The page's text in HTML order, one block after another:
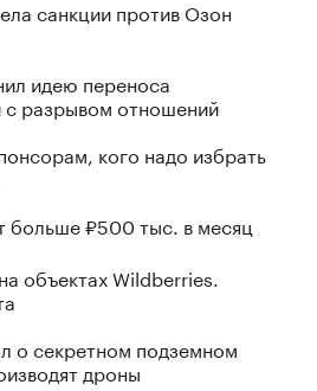
санкции против Озон
идею переноса
с разрывом отношений
кого надо избрать
больше ₽500 тыс. в месяц
объектах Wildberries.
о секретном подземном
дроны